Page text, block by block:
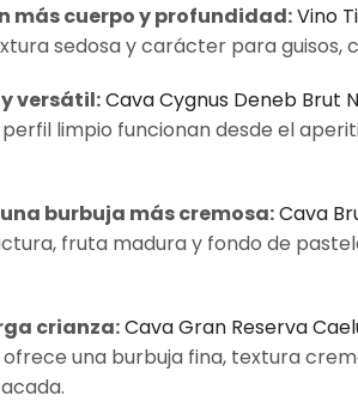
más cuerpo y profundidad:Vino
sedosa y carácter para guisos,
versátil:Cava Cygnus Deneb Brut
perfil limpio funcionan desde el
burbuja más cremosa:Cava
fruta madura y fondo de
crianza:Cava Gran Reserva
una burbuja fina, textura